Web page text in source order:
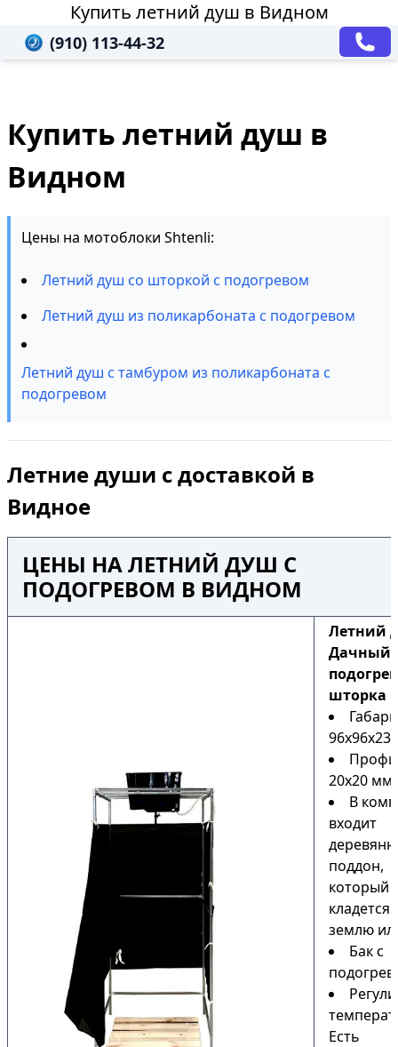
Купить летний душ в Видном
(910) 113-44-32
Купить летний душ в
Видном
Цены на мотоблоки Shtenli:
Летний душ со шторкой с подогревом
Летний душ из поликарбоната с подогревом
Летний душ с тамбуром из поликарбоната с
подогревом
Летние души с доставкой в
Видное
ЦЕНЫ НА ЛЕТНИЙ ДУШ С
ПОДОГРЕВОМ В ВИДНОМ
Летний
Дачный
шторка
20х20 мм
В
входит
поддон,
который
кладется
землю
Бак с
Есть